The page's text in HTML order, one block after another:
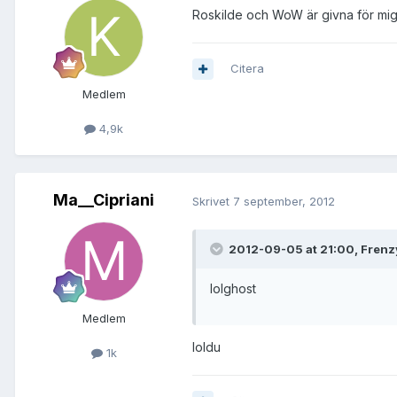
Medlem
4,9k
Roskilde och WoW är givna för
Citera
Ma__Cipriani
Medlem
1k
Skrivet 7 september, 2012
2012-09-05 at 21:00,
lolghost
loldu